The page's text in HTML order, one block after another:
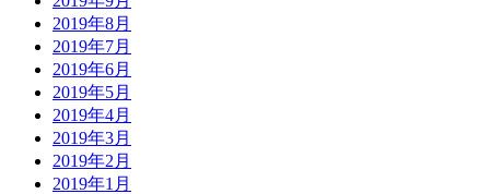
2019年8月
2019年7月
2019年6月
2019年5月
2019年4月
2019年3月
2019年2月
2019年1月